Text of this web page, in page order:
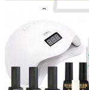
Корзина